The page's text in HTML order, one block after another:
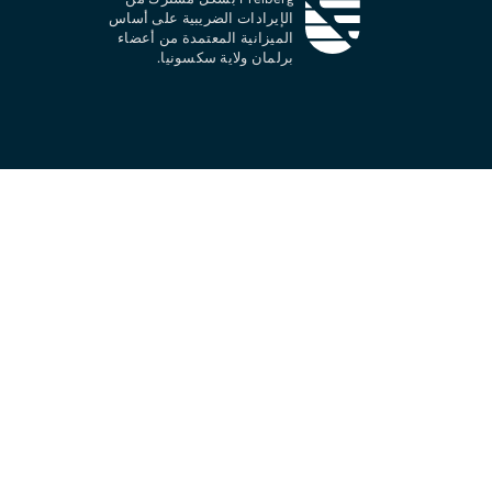
الإيرادات الضريبية على أساس
الميزانية المعتمدة من أعضاء
برلمان ولاية سكسونيا.